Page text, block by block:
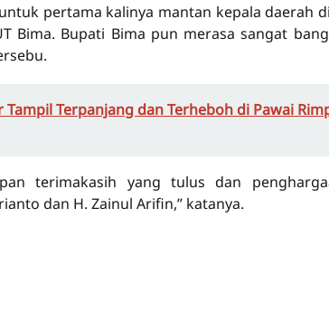
pertama kalinya mantan kepala daerah
Bima. Bupati Bima pun merasa sangat
Terpanjang dan Terheboh di Pawai
terimakasih yang tulus dan
dan H. Zainul Arifin,” katanya.